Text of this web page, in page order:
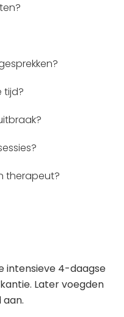
tijd?
therapeut?
intensieve 4-daagse
Later voegden